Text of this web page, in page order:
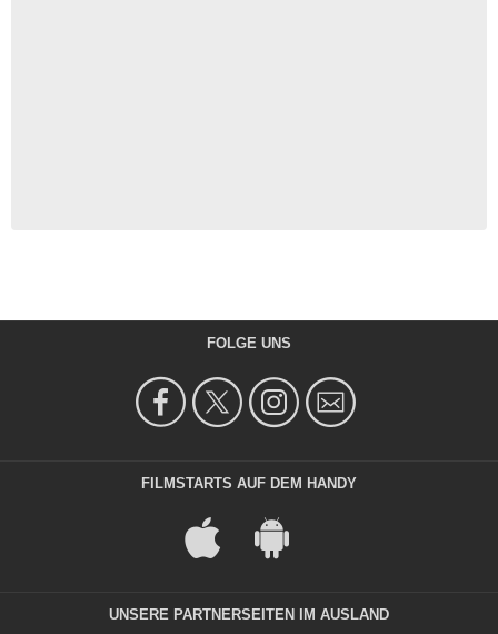
FOLGE UNS
FILMSTARTS AUF DEM HANDY
UNSERE PARTNERSEITEN IM AUSLAND